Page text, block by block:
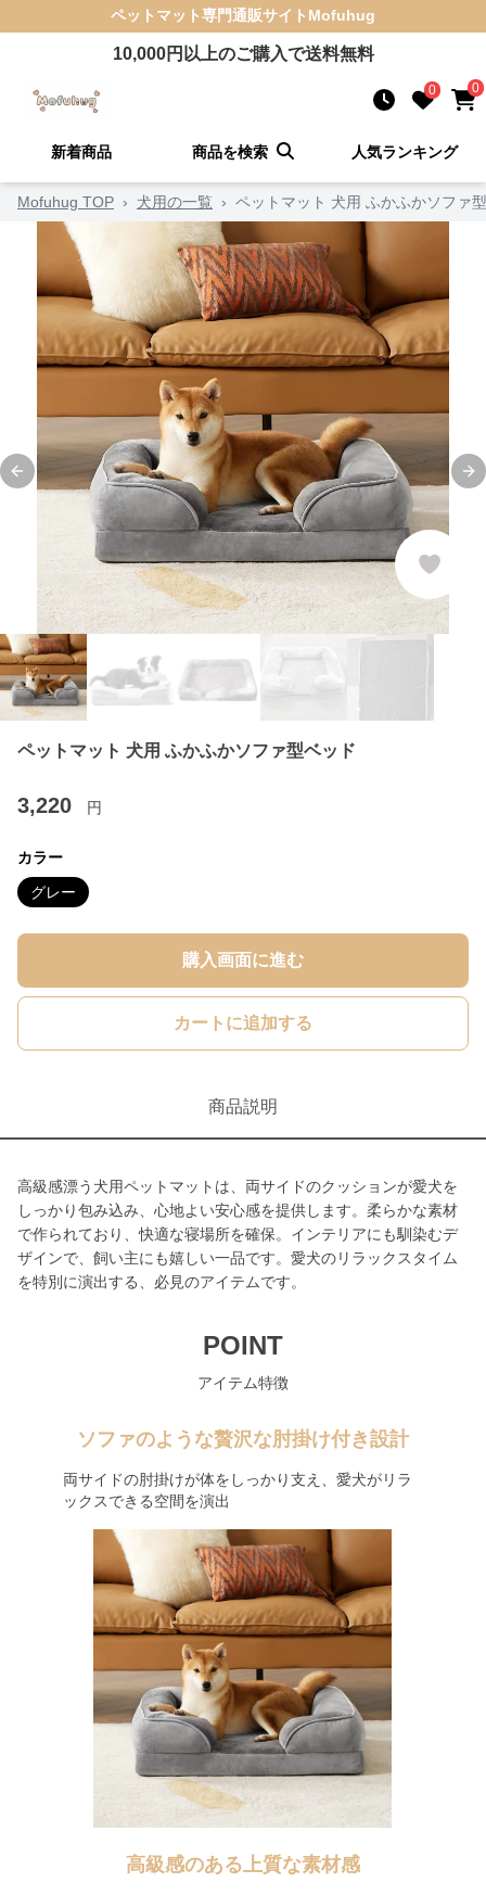
ペットマット専門通販サイト Mofuhug
10,000円以上のご購入で送料無料
0 0
新着商品 商品を検索 人気ランキング
Mofuhug TOP › 犬用の一覧 › ペットマット 犬用 ふかふかソファ
Previous slide
ペットマット 犬用 ふかふかソファ型ベッド
3,220 円
カラー
グレー
購入画面に進む
カートに追加する
商品説明
高級感漂う犬用ペットマットは、両サイドのクッションが愛犬を
しっかり包み込み、心地よい安心感を提供します。柔らかな素材
で作られており、快適な寝場所を確保。インテリアにも馴染むデ
ザインで、飼い主にも嬉しい一品です。愛犬のリラックスタイム
を特別に演出する、必見のアイテムです。
POINT
アイテム特徴
ソファのような贅沢な肘掛け付き設計
両サイドの肘掛けが体をしっかり支え、愛犬がリラ
ックスできる空間を演出
高級感のある上質な素材感